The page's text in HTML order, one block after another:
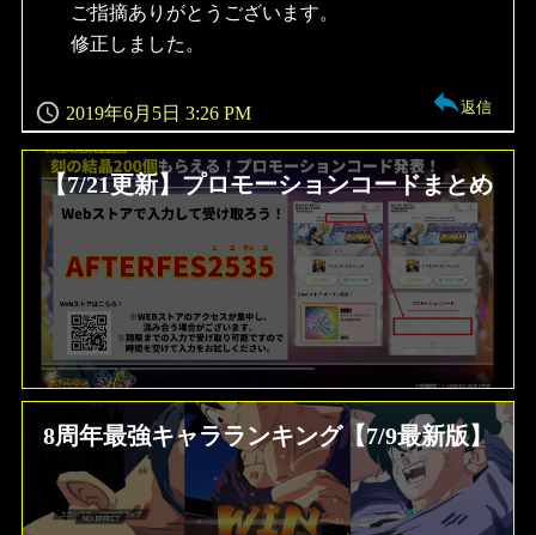
2019年6月5日 3:26 PM
ご指摘ありがとうございます。
修正しました。
返信
【7/21更新】プロモーションコードまとめ
8周年最強キャラランキング【7/9最新版】